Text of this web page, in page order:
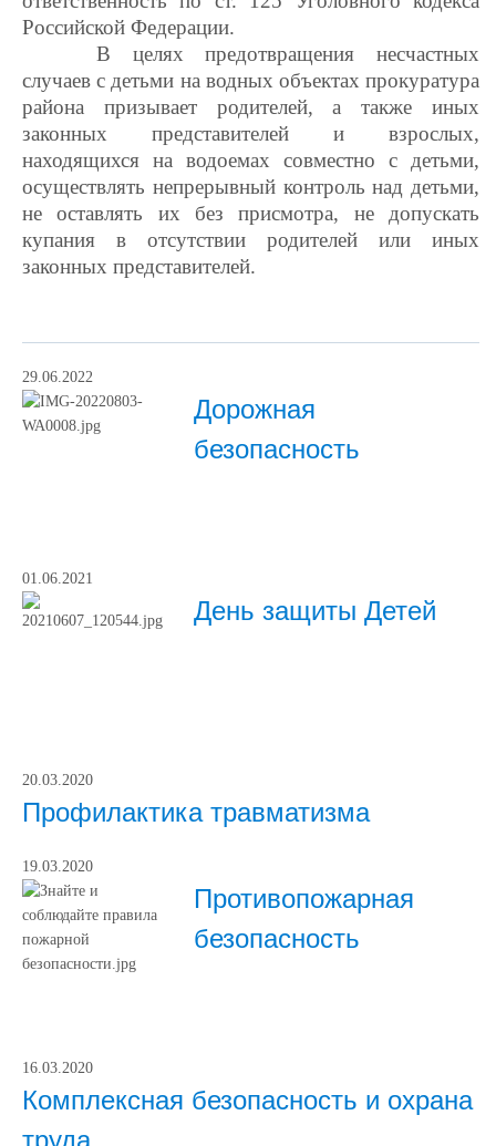
Российской Федерации.
В целях предотвращения несчастных
случаев с детьми на водных объектах прокуратура
района призывает родителей, а также иных
законных представителей и взрослых,
находящихся на водоемах совместно с детьми,
осуществлять непрерывный контроль над детьми,
не оставлять их без присмотра, не допускать
купания в отсутствии родителей или иных
законных представителей.
29.06.2022
Дорожная
безопасность
01.06.2021
День защиты Детей
20.03.2020
Профилактика травматизма
19.03.2020
Противопожарная
безопасность
16.03.2020
Комплексная безопасность и охрана
труда